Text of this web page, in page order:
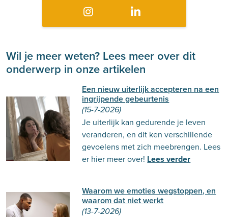
Wil je meer weten? Lees meer over dit
onderwerp in onze artikelen
Een nieuw uiterlijk accepteren na een
ingrijpende gebeurtenis
(15-7-2026)
Je uiterlijk kan gedurende je leven
veranderen, en dit ken verschillende
gevoelens met zich meebrengen. Lees
er hier meer over! Lees verder
Waarom we emoties wegstoppen, en
waarom dat niet werkt
(13-7-2026)